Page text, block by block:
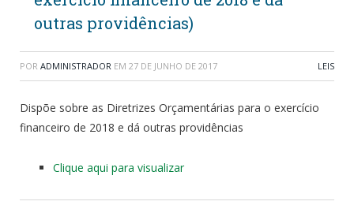
outras providências)
POR ADMINISTRADOR EM 27 DE JUNHO DE 2017 LEIS
Dispõe sobre as Diretrizes Orçamentárias para o exercício
financeiro de 2018 e dá outras providências
Clique aqui para visualizar